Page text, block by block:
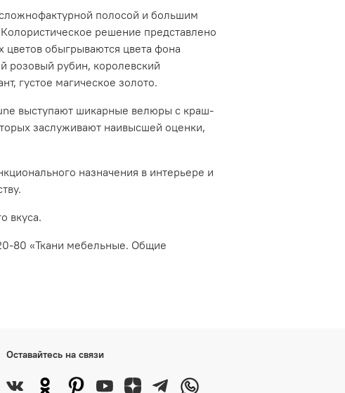
полосой и большим
решение представлено
обыгрываются цвета фона
розовый рубин, королевский
густое магическое золото.
выступают шикарные велюры с краш-
заслуживают наивысшей оценки,
назначения в интерьере и
вкуса.
80 «Ткани мебельные. Общие
Оставайтесь на связи